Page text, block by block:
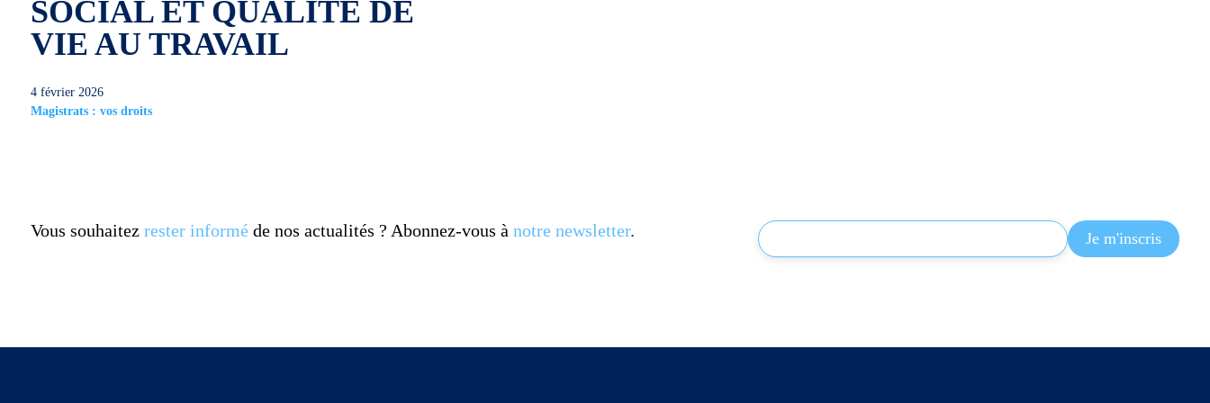
SOCIAL ET QUALITÉ DE
VIE AU TRAVAIL
4 février 2026
Magistrats : vos droits
Vous souhaitez rester informéde nos actualités ? Abonnez-vous à notre newsletter.